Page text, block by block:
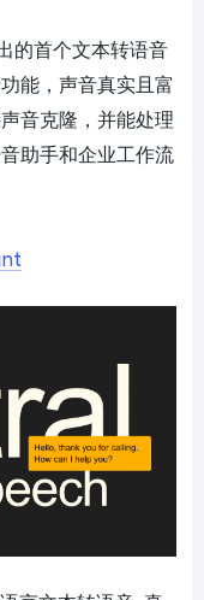
的首个文本转语音
能，声音真实且富
音克隆，并能处理
助手和企业工作流